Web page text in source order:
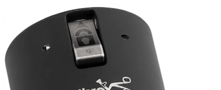
Operationsverfahren
Trauma Untere Extremitäten
DualCompression Hindfoot Nail